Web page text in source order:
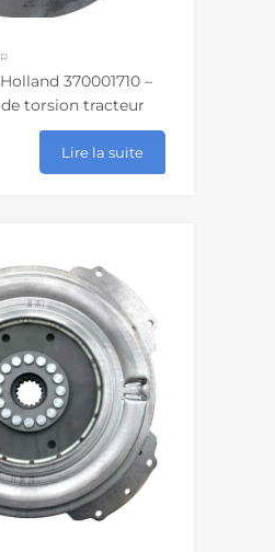
370001710 –
torsion tracteur
Lire la suite